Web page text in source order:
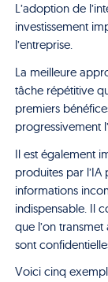
L’adoption de
investissement
l’entreprise.
La meilleure
tâche répétitive
premiers
progressivement
Il est également
produites par
informations
indispensable. Il
que l’on transmet
sont
Voici cinq